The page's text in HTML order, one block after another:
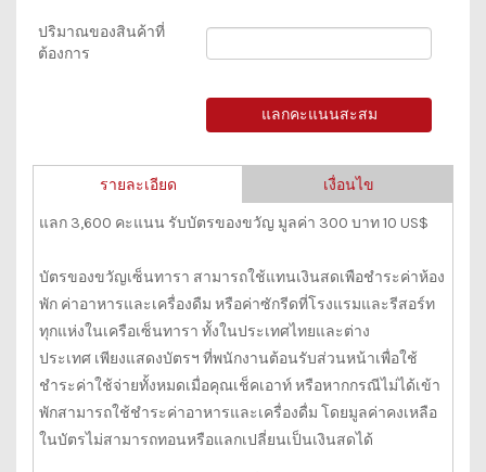
ปริมาณของสินค้าที่
ต้องการ
แลก 3,600 คะแนน รับบัตรของขวัญ มูลค่า 300 บาท 10 US$
บัตรของขวัญเซ็นทารา สามารถใช้แทนเงินสดเพือชำระค่าห้อง
พัก ค่าอาหารและเครื่องดืม หรือค่าซักรีดที่โรงแรมและรีสอร์ท
ทุกแห่งในเครือเซ็นทารา ทั้งในประเทศไทยและต่าง
ประเทศ เพียงแสดงบัตรฯ ที่พนักงานต้อนรับส่วนหน้าเพื่อใช้
ชำระค่าใช้จ่ายทั้งหมดเมื่อคุณเช็คเอาท์ หรือหากกรณีไม่ได้เข้า
พักสามารถใช้ชำระค่าอาหารและเครื่องดื่ม โดยมูลค่าคงเหลือ
ในบัตรไม่สามารถทอนหรือแลกเปลี่ยนเป็นเงินสดได้
รายละเอียด เงื่อนไข